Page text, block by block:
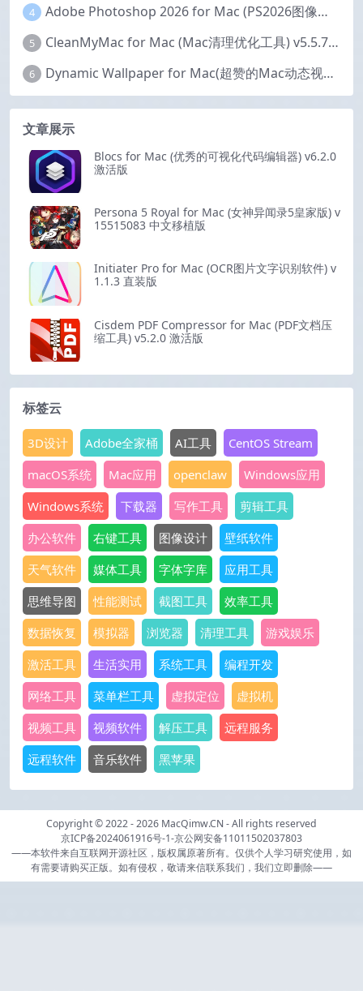
4 Adobe Photoshop 2026 for Mac (PS2026图像编辑处理软件) v27.6.0 中文版
5 CleanMyMac for Mac (Mac清理优化工具) v5.5.7 激活版
6 Dynamic Wallpaper for Mac(超赞的Mac动态视频壁纸) v25.4 激活版
文章展示
Blocs for Mac (优秀的可视化代码编辑器) v6.2.0
激活版
Persona 5 Royal for Mac (女神异闻录5皇家版) v
15515083 中文移植版
Initiater Pro for Mac (OCR图片文字识别软件) v
1.1.3 直装版
Cisdem PDF Compressor for Mac (PDF文档压
缩工具) v5.2.0 激活版
标签云
3D设计 Adobe全家桶 AI工具
CentOS Stream
macOS系统
Mac应用 openclaw
Windows应用
Windows系统
下载器 写作工具
剪辑工具
办公软件
右键工具 图像设计
壁纸软件
天气软件
媒体工具 字体字库
应用工具
思维导图
性能测试 截图工具
效率工具
数据恢复
模拟器 浏览器 清理工具
游戏娱乐
激活工具
生活实用 系统工具
编程开发
网络工具
菜单栏工具 虚拟定位
虚拟机
视频工具
视频软件 解压工具
远程服务
远程软件
音乐软件 黑苹果
Copyright © 2022 - 2026 MacQimw.CN - All rights reserved
京ICP备2024061916号-1-京公网安备11011502037803
——本软件来自互联网开源社区，版权属原著所有。仅供个人学习研究使用，如
有需要请购买正版。如有侵权，敬请来信联系我们，我们立即删除——